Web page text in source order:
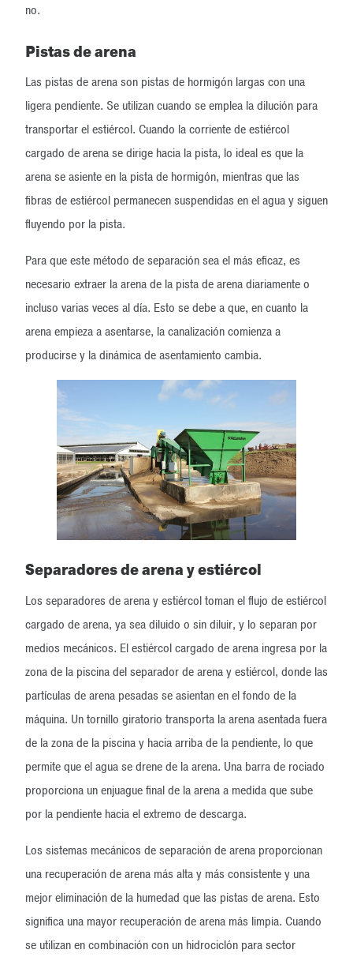
no.
Pistas de arena
Las pistas de arena son pistas de hormigón largas con una
ligera pendiente. Se utilizan cuando se emplea la dilución para
transportar el estiércol. Cuando la corriente de estiércol
cargado de arena se dirige hacia la pista, lo ideal es que la
arena se asiente en la pista de hormigón, mientras que las
fibras de estiércol permanecen suspendidas en el agua y siguen
fluyendo por la pista.
Para que este método de separación sea el más eficaz, es
necesario extraer la arena de la pista de arena diariamente o
incluso varias veces al día. Esto se debe a que, en cuanto la
arena empieza a asentarse, la canalización comienza a
producirse y la dinámica de asentamiento cambia.
Separadores de arena y estiércol
Los separadores de arena y estiércol toman el flujo de estiércol
cargado de arena, ya sea diluido o sin diluir, y lo separan por
medios mecánicos. El estiércol cargado de arena ingresa por la
zona de la piscina del separador de arena y estiércol, donde las
partículas de arena pesadas se asientan en el fondo de la
máquina. Un tornillo giratorio transporta la arena asentada fuera
de la zona de la piscina y hacia arriba de la pendiente, lo que
permite que el agua se drene de la arena. Una barra de rociado
proporciona un enjuague final de la arena a medida que sube
por la pendiente hacia el extremo de descarga.
Los sistemas mecánicos de separación de arena proporcionan
una recuperación de arena más alta y más consistente y una
mejor eliminación de la humedad que las pistas de arena. Esto
significa una mayor recuperación de arena más limpia. Cuando
se utilizan en combinación con un hidrociclón para sector